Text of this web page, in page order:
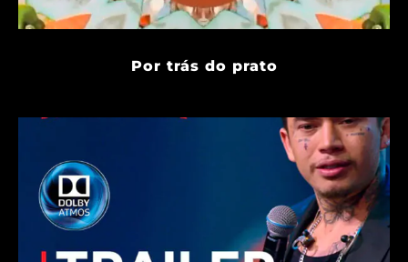
Por trás do prato